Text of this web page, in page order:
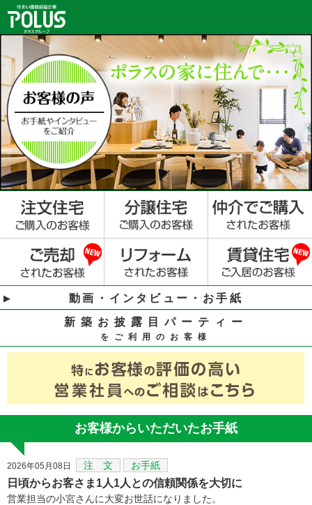
動画・インタビュー・お手紙
新築お披露目パーティー
をご利用のお客様
お客様からいただいたお手紙
2026年05月08日 注 文 お手紙
日頃からお客さま1人1人との信頼関係を大切に
営業担当の小宮さんに大変お世話になりました。